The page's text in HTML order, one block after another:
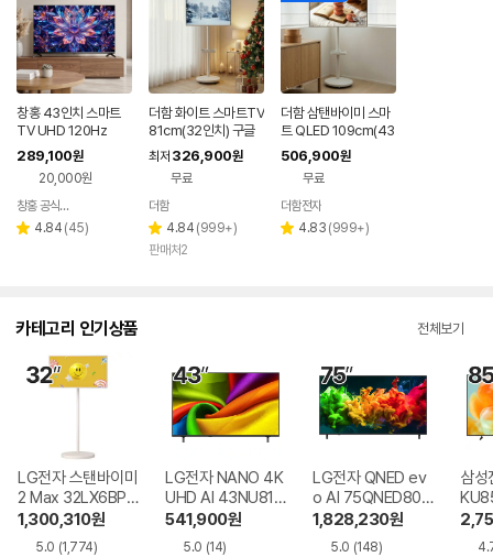
창홍 43인치 스마트
TV UHD 120Hz
289,100원
20,000원
페이
창홍 공식스토어
별 4.84 리
(45)
더함 화이트 스마트TV
81cm(32인치) 구글
5.0 QLED 이동식TV
최저 326,900원
무료
더함
별
점
4.84 리
(999+)
판매처2
더함 삼탠바이미 스마
트 QLED 109cm(43
인치), 라이트, 이동식
스탠드
506,900원
무료
더함전자
별 4.83 리
(999+)
카테고리 인기상품 전체보기
LG전자 스탠바이미
2 Max 32LX6BPG
A
1,300,310원
5.0 (1,774)
LG전자 NANO 4K
UHD AI 43NU810
BENA
541,900원
5.0 (14)
LG전자 QNED ev
o AI 75QNED80B
EA
1,828,230원
5.0 (148)
삼성
R